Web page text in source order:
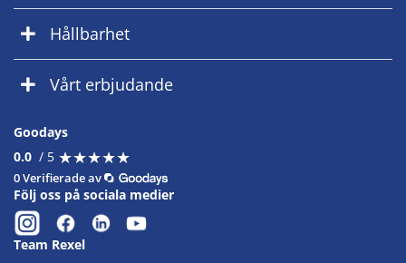
Hållbarhet
Vårt erbjudande
Goodays
0.0 / 5 ★★★★★
★★★★★
0 Verifierade av
Följ oss på sociala medier
Team Rexel